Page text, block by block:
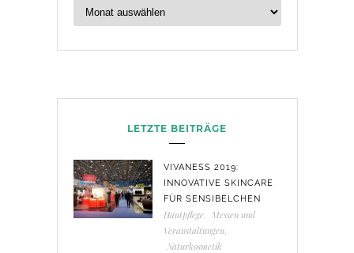
LETZTE BEITRÄGE
VIVANESS 2019:
INNOVATIVE SKINCARE
FÜR SENSIBELCHEN
Hautpflege,
Messen und
Veranstaltungen,
Naturkosmetik